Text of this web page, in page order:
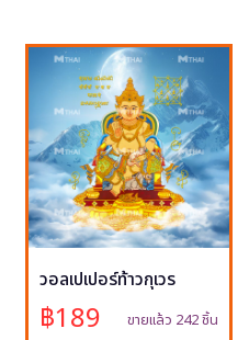
วอลเปเปอร์ท้าวกุเวร
฿189 ขายแล้ว 242 ชิ้น